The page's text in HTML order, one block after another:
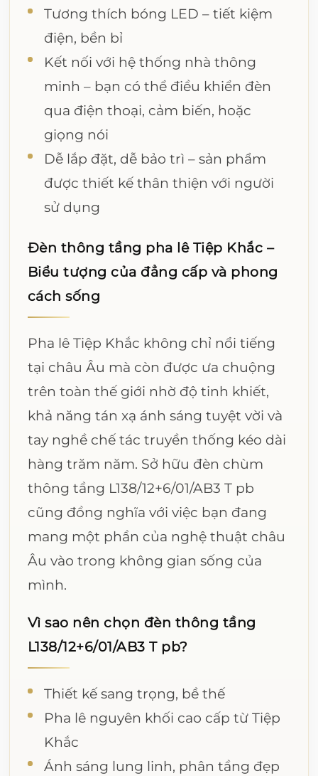
Tương thích bóng LED – tiết kiệm
điện, bền bỉ
Kết nối với hệ thống nhà thông
minh – bạn có thể điều khiển đèn
qua điện thoại, cảm biến, hoặc
giọng nói
Dễ lắp đặt, dễ bảo trì – sản phẩm
được thiết kế thân thiện với người
sử dụng
Đèn thông tầng pha lê Tiệp Khắc –
Biểu tượng của đẳng cấp và phong
cách sống
Pha lê Tiệp Khắc không chỉ nổi tiếng
tại châu Âu mà còn được ưa chuộng
trên toàn thế giới nhờ độ tinh khiết,
khả năng tán xạ ánh sáng tuyệt vời và
tay nghề chế tác truyền thống kéo dài
hàng trăm năm. Sở hữu đèn chùm
thông tầng L138/12+6/01/AB3 T pb
cũng đồng nghĩa với việc bạn đang
mang một phần của nghệ thuật châu
Âu vào trong không gian sống của
mình.
Vì sao nên chọn đèn thông tầng
L138/12+6/01/AB3 T pb?
Thiết kế sang trọng, bề thế
Pha lê nguyên khối cao cấp từ Tiệp
Khắc
Ánh sáng lung linh, phân tầng đẹp